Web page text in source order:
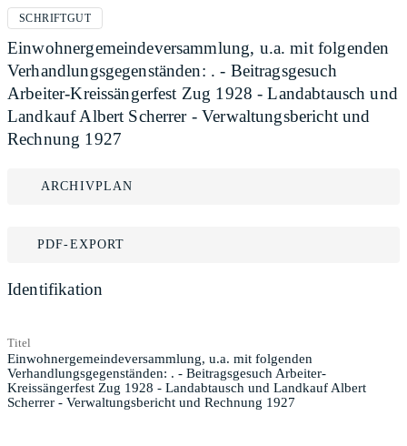
SCHRIFTGUT
Einwohnergemeindeversammlung, u.a. mit folgenden
Verhandlungsgegenständen: . - Beitragsgesuch
Arbeiter-Kreissängerfest Zug 1928 - Landabtausch und
Landkauf Albert Scherrer - Verwaltungsbericht und
Rechnung 1927
ARCHIVPLAN
PDF-EXPORT
Identifikation
Titel
Einwohnergemeindeversammlung, u.a. mit folgenden
Verhandlungsgegenständen: . - Beitragsgesuch Arbeiter-
Kreissängerfest Zug 1928 - Landabtausch und Landkauf Albert
Scherrer - Verwaltungsbericht und Rechnung 1927